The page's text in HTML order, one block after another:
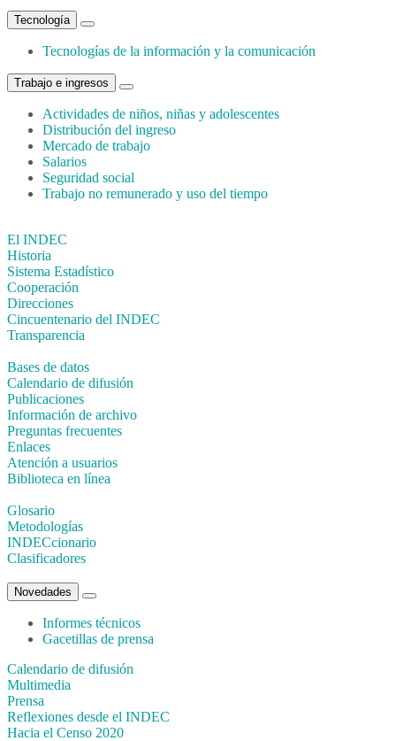
Tecnología
Tecnologías de la información y la comunicación
Trabajo e ingresos
Actividades de niños, niñas y adolescentes
Distribución del ingreso
Mercado de trabajo
Salarios
Seguridad social
Trabajo no remunerado y uso del tiempo
El INDEC
Historia
Sistema Estadístico
Cooperación
Direcciones
Cincuentenario del INDEC
Transparencia
Bases de datos
Calendario de difusión
Publicaciones
Información de archivo
Preguntas frecuentes
Enlaces
Atención a usuarios
Biblioteca en línea
Glosario
Metodologías
INDECcionario
Clasificadores
Novedades
Informes técnicos
Gacetillas de prensa
Calendario de difusión
Multimedia
Prensa
Reflexiones desde el INDEC
Hacia el Censo 2020